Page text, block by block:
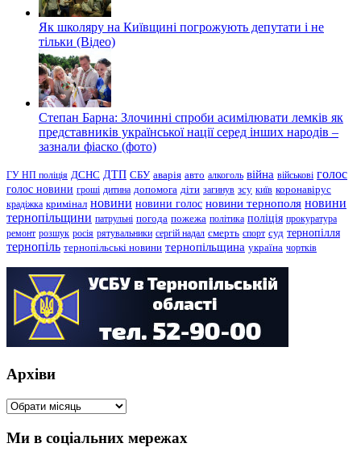
Як школяру на Київщині погрожують депутати і не
тільки (Відео)
Степан Барна: Злочинні спроби асимілювати лемків як
представників української нації серед інших народів –
зазнали фіаско (фото)
ГУ НП поліція ДСНС ДТП СБУ аварія авто алкоголь війна військові голос
голос новини гроші дитина допомога діти загинув зсу київ коронавірус
крадіжка кримінал новини новини голос новини тернополя новини
тернопільщини патрульні погода пожежа політика поліція прокуратура
ремонт розшук росія рятувальники сергій надал смерть спорт суд тернопілля
тернопіль тернопільські новини тернопільщина україна чортків
Архіви
Архіви
Ми в соціальних мережах